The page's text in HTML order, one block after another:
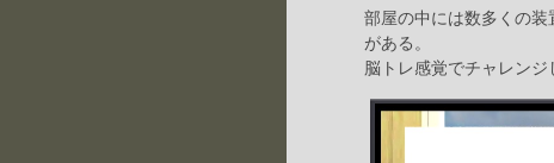
部屋の中には数多くの
がある。
脳トレ感覚でチャレンジ